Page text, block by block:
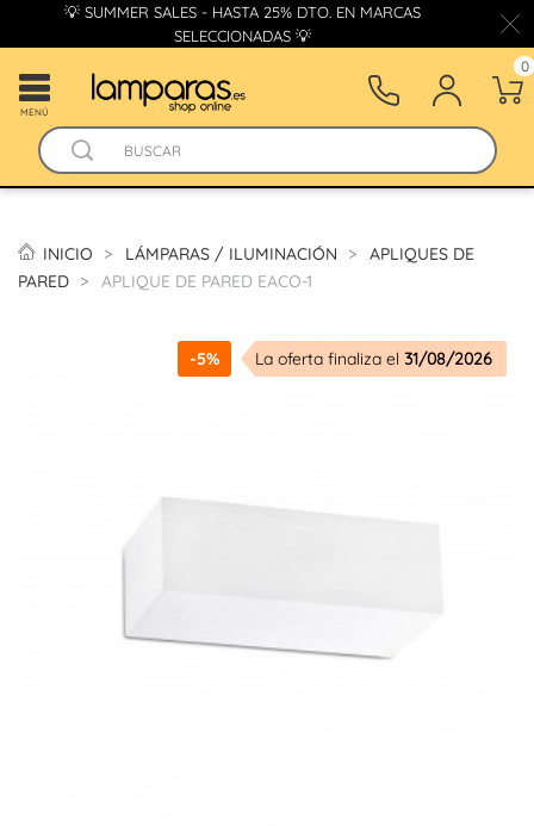
💡 SUMMER SALES - HASTA 25% DTO. EN MARCAS
SELECCIONADAS 💡
MENÚ
0
INICIO LÁMPARAS / ILUMINACIÓN
APLIQUES DE
PARED
APLIQUE DE PARED EACO-1
-5% La oferta finaliza el 31/08/2026